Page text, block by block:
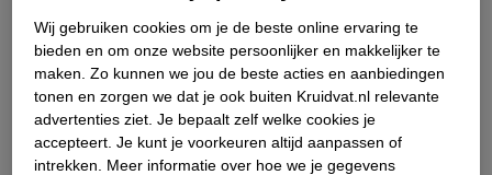
Wij gebruiken cookies om je de beste online ervaring te
bieden en om onze website persoonlijker en makkelijker te
maken. Zo kunnen we jou de beste acties en aanbiedingen
tonen en zorgen we dat je ook buiten Kruidvat.nl relevante
advertenties ziet. Je bepaalt zelf welke cookies je
accepteert. Je kunt je voorkeuren altijd aanpassen of
intrekken.
Meer informatie over hoe we je gegevens